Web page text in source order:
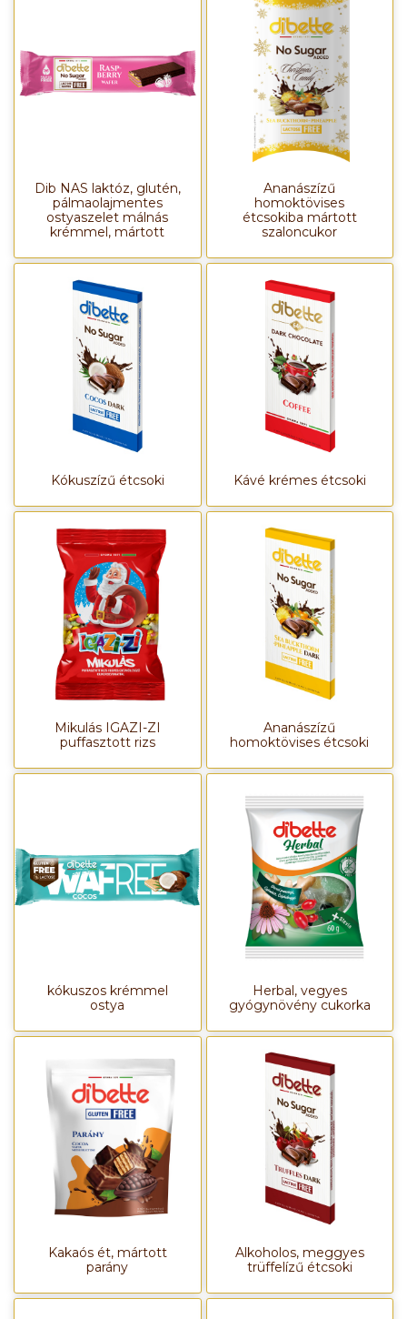
Dib NAS laktóz, glutén,
pálmaolajmentes
ostyaszelet málnás
krémmel, mártott
Ananászízű
homoktövises
étcsokiba mártott
szaloncukor
Kókuszízű étcsoki Kávé krémes étcsoki
Mikulás IGAZI-ZI
puffasztott rizs
Ananászízű
homoktövises étcsoki
kókuszos krémmel
ostya
Herbal, vegyes
gyógynövény cukorka
Kakaós ét, mártott
parány
Alkoholos, meggyes
trüffelízű étcsoki